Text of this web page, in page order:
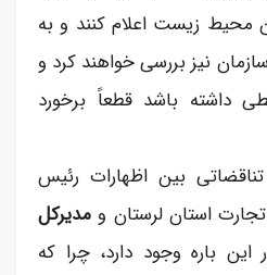
محیط زیست اعلام کنند و به
نیز بررسی خواهند کرد و
داشته باشد قطعاً برخورد
بین اظهارات رئیس
استان لرستان و مدیرکل
این باره وجود دارد، چرا که